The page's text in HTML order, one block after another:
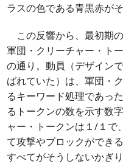
ラスの色である青黒赤が
この反響から、最初期
軍団・クリーチャー・ト
の通り。動員（デザイン
ばれていた）は、軍団・
るキーワード処理であっ
るトークンの数を示す数
ャー・トークンは１/１で
て攻撃やブロックができ
すべてがそうしないかぎ